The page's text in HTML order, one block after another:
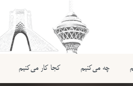
چه می‌کنیم کجا کار می‌کنیم